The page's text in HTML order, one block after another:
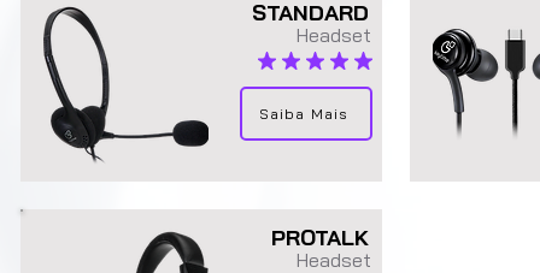
Headset
average rating is 4.8 out of 5
STANDARD
Saiba Mais
Headset
PROTALK